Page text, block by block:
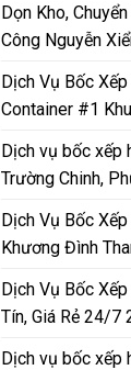
Dọn Kho,
Công Nguyễn
Dịch Vụ Bốc
Container #1
Dịch vụ bốc xếp
Trường Chinh,
Dịch Vụ Bốc
Khương Đình
Dịch Vụ Bốc
Tín, Giá Rẻ 24/7
Dịch vụ bốc xếp